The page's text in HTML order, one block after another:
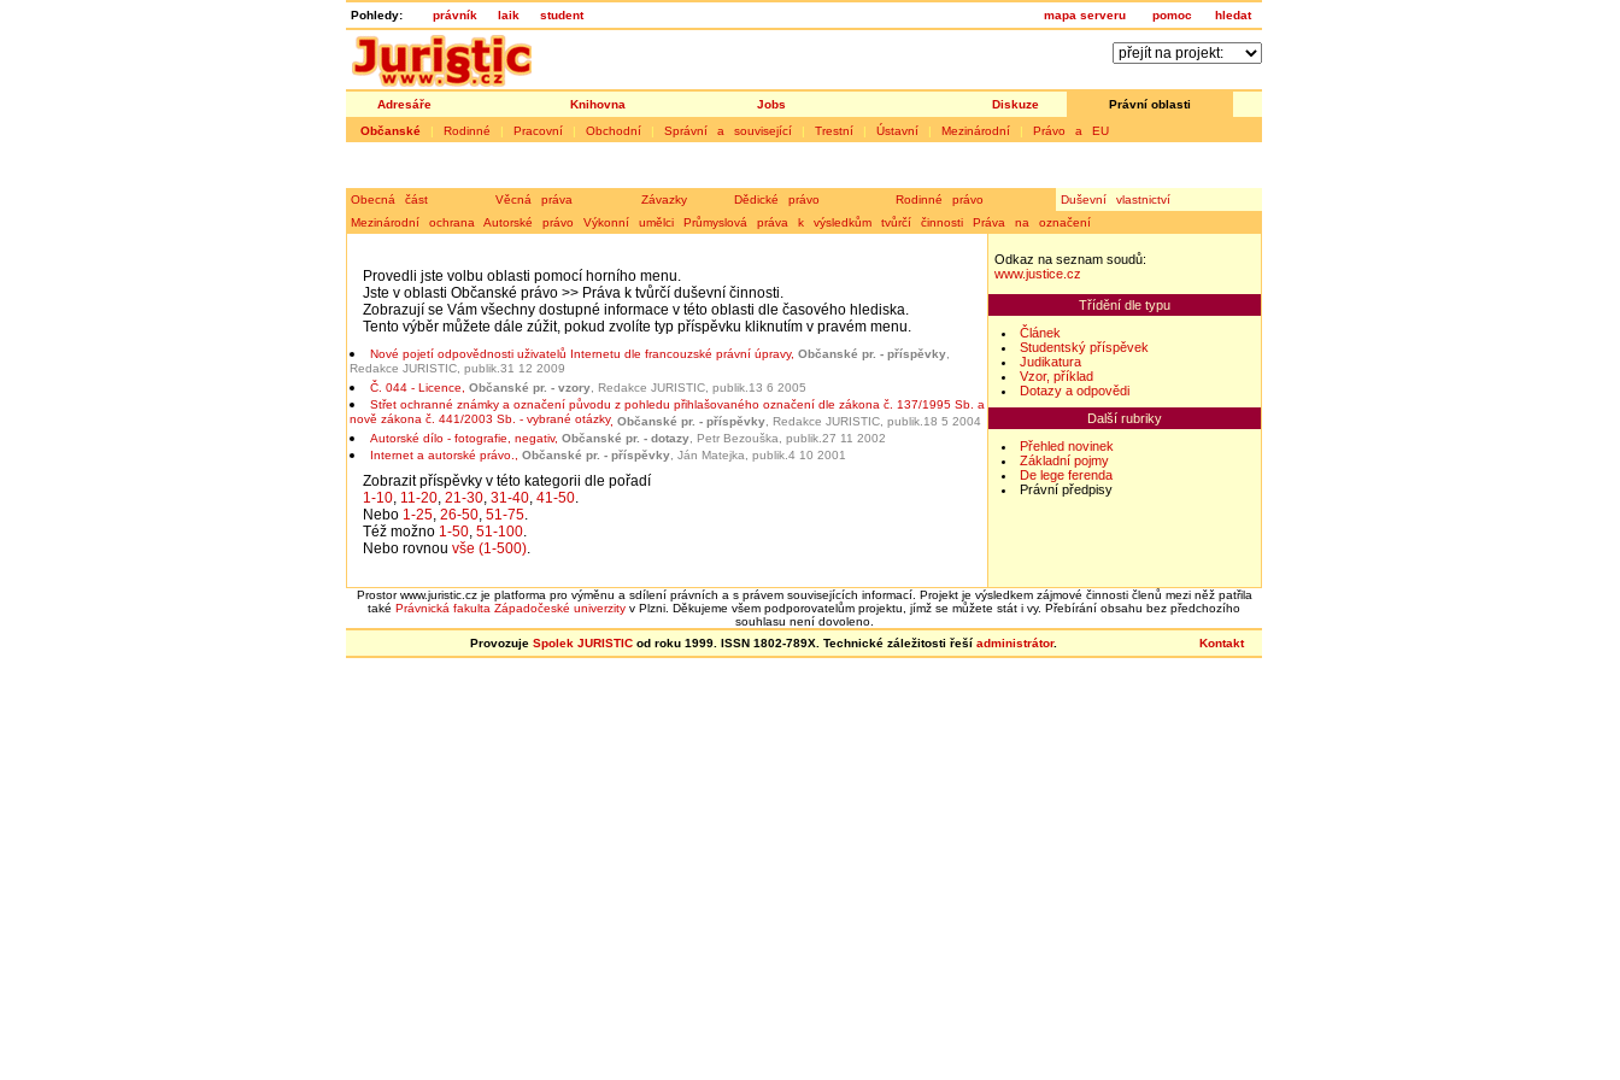
Pohledy: právník laik student mapa serveru pomoc hledat
Adresáře Knihovna Jobs Diskuze
Právní oblasti
Občanské | Rodinné | Pracovní | Obchodní | Správní a související | Trestní | Ústavní | Mezinárodní | Právo a EU
Obecná část Věcná práva Závazky Dědické právo Rodinné právo
Duševní vlastnictví
Mezinárodní ochrana
Autorské právo Výkonní umělci Průmyslová práva k výsledkům tvůrčí činnosti Práva na označení
Provedli jste volbu oblasti pomocí horního menu.
Jste v oblasti Občanské právo >> Práva k tvůrčí duševní činnosti.
Zobrazují se Vám všechny dostupné informace v této oblasti dle časového hlediska.
Tento výběr můžete dále zúžit, pokud zvolíte typ příspěvku kliknutím v pravém menu.
Nové pojetí odpovědnosti uživatelů Internetu dle francouzské právní úpravy, Občanské pr. - příspěvky
Redakce JURISTIC, publik.31 12 2009
Č. 044 - Licence Občanské pr. - vzory , Redakce JURISTIC, publik.13 6 2005
Střet ochranné známky a označení původu z pohledu přihlašovaného označení dle zákona č. 137/1995 Sb. a
nově zákona č. 441/2003 Sb. - vybrané otázky, Občanské pr. - příspěvky , Redakce JURISTIC, publik.18 5 2004
Autorské dílo - fotografie, negativ, Občanské pr. - dotazy , Petr Bezouška, publik.27 11 2002
Internet a autorské právo.
Občanské pr. - příspěvky , Ján Matejka, publik.4 10 2001
Zobrazit příspěvky v této kategorii dle pořadí
1-10, 11-20, 21-30, 31-40, 41-50.
Nebo 1-25, 26-50, 51-75.
Též možno 1-50, 51-100.
Nebo rovnou vše (1-500).
Odkaz na seznam soudů:
www.justice.cz
Třídění dle typu
Článek
Studentský příspěvek
Judikatura
Vzor, příklad
Dotazy a odpovědi
Další rubriky
Přehled novinek
Základní pojmy
De lege ferenda
Právní předpisy
Prostor www.juristic.cz je platforma pro výměnu a sdílení právních a s právem souvisejících informací. Projekt je výsledkem zájmové činnosti členů mezi něž patřila
také Právnická fakulta Západočeské univerzity v Plzni. Děkujeme všem podporovatelům projektu, jímž se můžete stát i vy. Přebírání obsahu bez předchozího
souhlasu není dovoleno.
Provozuje Spolek JURISTIC od roku 1999. ISSN 1802-789X. Technické záležitosti řeší administrátor. Kontakt